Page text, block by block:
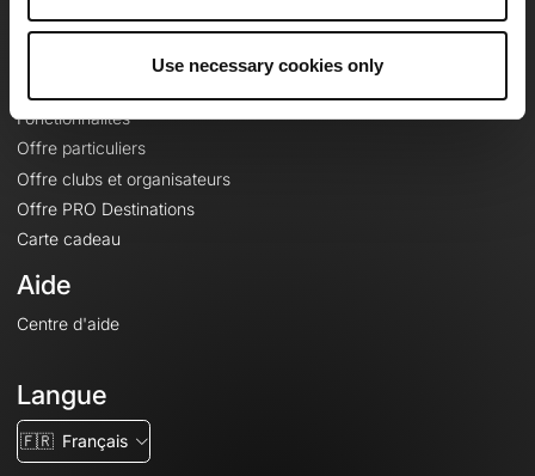
Use necessary cookies only
Fonctionnalités
Offre particuliers
Offre clubs et organisateurs
Offre PRO Destinations
Carte cadeau
Aide
Centre d'aide
Langue
🇫🇷 Français